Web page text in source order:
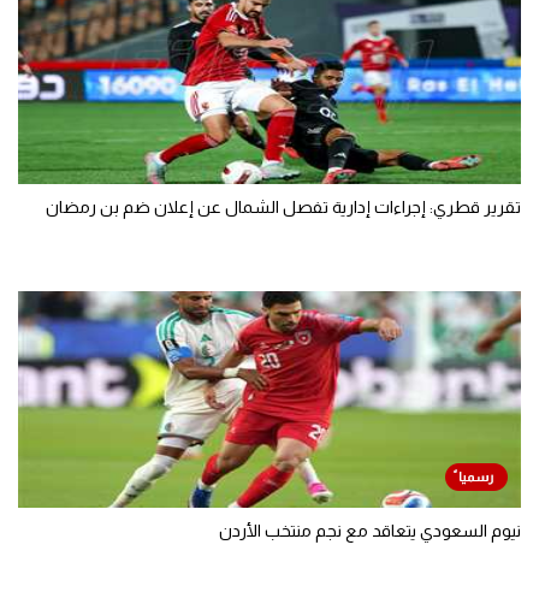
تقرير قطري: إجراءات إدارية تفصل الشمال عن إعلان ضم بن رمضان
نيوم السعودي يتعاقد مع نجم منتخب الأردن